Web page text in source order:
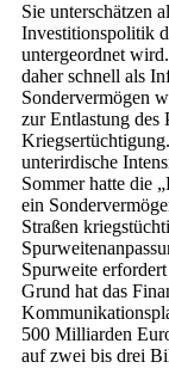
Sie unterschätzen
Investitionspolitik
untergeordnet
daher schnell als
Sondervermögen
zur Entlastung des
unterirdische
Sommer hatte die
ein
Straßen
Spurweite
Grund hat das
500 Milliarden
auf zwei bis drei